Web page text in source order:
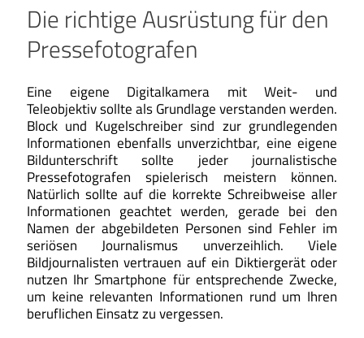
Die richtige Ausrüstung für den
Pressefotografen
Eine eigene Digitalkamera mit Weit- und
Teleobjektiv sollte als Grundlage verstanden werden.
Block und Kugelschreiber sind zur grundlegenden
Informationen ebenfalls unverzichtbar, eine eigene
Bildunterschrift sollte jeder journalistische
Pressefotografen spielerisch meistern können.
Natürlich sollte auf die korrekte Schreibweise aller
Informationen geachtet werden, gerade bei den
Namen der abgebildeten Personen sind Fehler im
seriösen Journalismus unverzeihlich. Viele
Bildjournalisten vertrauen auf ein Diktiergerät oder
nutzen Ihr Smartphone für entsprechende Zwecke,
um keine relevanten Informationen rund um Ihren
beruflichen Einsatz zu vergessen.